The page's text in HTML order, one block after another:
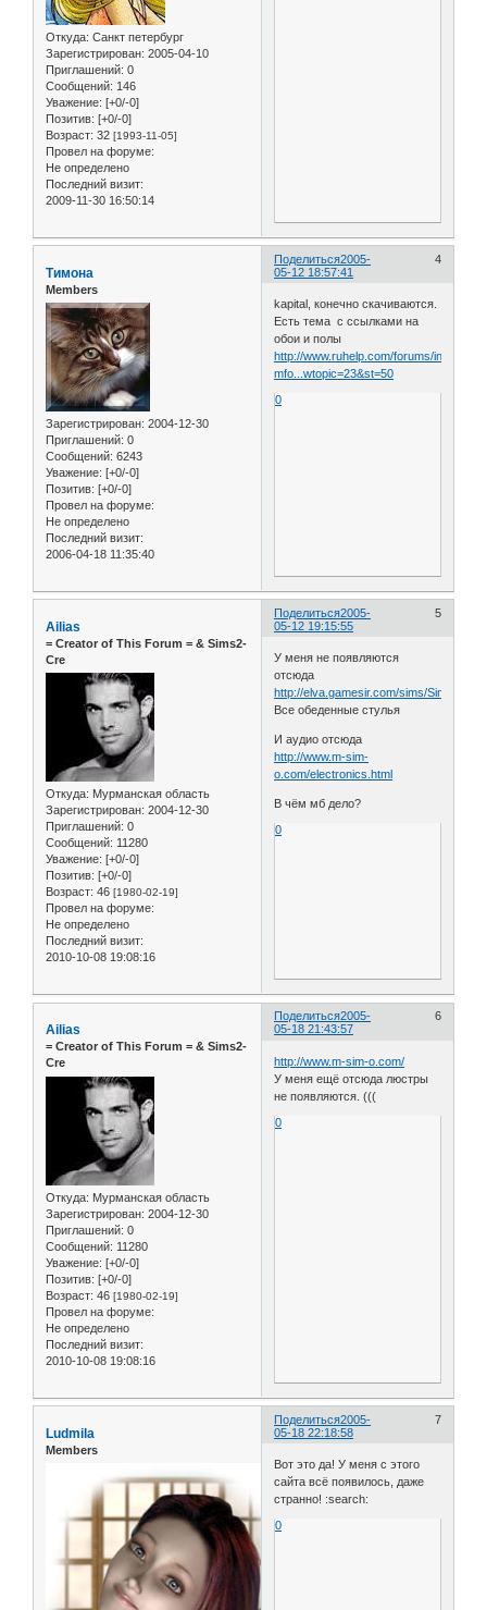
Откуда: Санкт петербург
Зарегистрирован: 2005-04-10
Приглашений: 0
Сообщений: 146
Уважение: [+0/-0]
Позитив: [+0/-0]
Возраст: 32 [1993-11-05]
Провел на форуме:
Не определено
Последний визит:
2009-11-30 16:50:14
Поделиться 4
2005-
05-12 18:57:41
Тимона
Members
Зарегистрирован: 2004-12-30
Приглашений: 0
Сообщений: 6243
Уважение: [+0/-0]
Позитив: [+0/-0]
Провел на форуме:
Не определено
Последний визит:
2006-04-18 11:35:40
kapital, конечно скачиваются.
Есть тема с ссылками на
обои и полы
http://www.ruhelp.com/forums/
mfo...wtopic=23&st=50
0
Поделиться 5
2005-
05-12 19:15:55
Ailias
= Сreator of This Forum = & Sims2-
Cre
Откуда: Мурманская область
Зарегистрирован: 2004-12-30
Приглашений: 0
Сообщений: 11280
Уважение: [+0/-0]
Позитив: [+0/-0]
Возраст: 46 [1980-02-19]
Провел на форуме:
Не определено
Последний визит:
2010-10-08 19:08:16
У меня не появляются
отсюда
http://elva.gamesir.com/sims/Sims2/
Все обеденные стулья
И аудио отсюда
http://www.m-sim-
o.com/electronics.html
В чём мб дело?
0
Поделиться 6
2005-
05-18 21:43:57
Ailias
= Сreator of This Forum = & Sims2-
Cre
Откуда: Мурманская область
Зарегистрирован: 2004-12-30
Приглашений: 0
Сообщений: 11280
Уважение: [+0/-0]
Позитив: [+0/-0]
Возраст: 46 [1980-02-19]
Провел на форуме:
Не определено
Последний визит:
2010-10-08 19:08:16
http://www.m-sim-o.com/
У меня ещё отсюда люстры
не появляются. (((
0
Поделиться 7
2005-
05-18 22:18:58
Ludmila
Members
Вот это да! У меня с этого
сайта всё появилось, даже
странно! :search:
0